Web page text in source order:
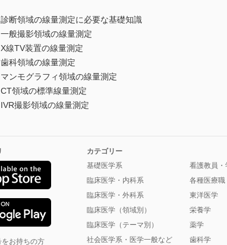
断領域の線量測定に必要な基礎知識
般撮影領域の線量測定
TV装置の線量測定
科領域の線量測定
ンモグラフィ領域の線量測定
領域の標準線量測定
撮影領域の線量測定
お持ちの方
カテゴリー
基礎医学系
臨床医学・内科系
臨床医学・外科系
臨床医学（領域別）
臨床医学（テーマ別）
社会医学系・医学一般など
看護教員・
各種医療職
東洋医学
栄養学
薬学
歯科学